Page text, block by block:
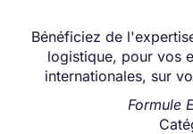
Bénéficiez de
logistique, pour vos
internationales, sur
Formule